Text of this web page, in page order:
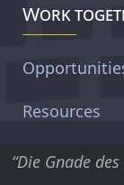
Work
Resources
“Die Gnade